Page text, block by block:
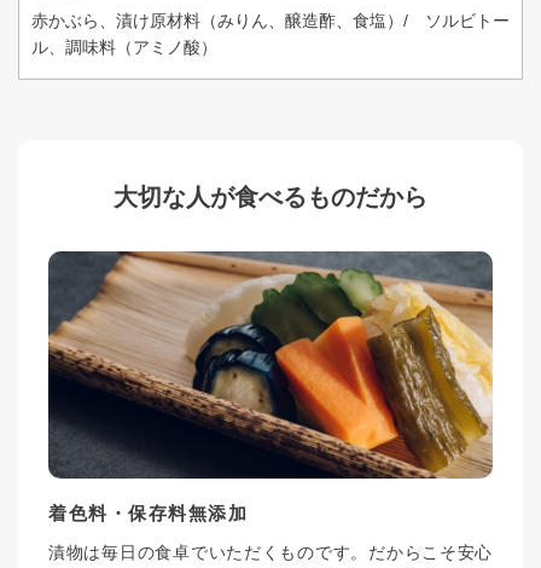
赤かぶら、漬け原材料（みりん、醸造酢、食塩）/ ソルビトー
ル、調味料（アミノ酸）
大切な人が食べるものだから
着色料・保存料無添加
漬物は毎日の食卓でいただくものです。だからこそ安心